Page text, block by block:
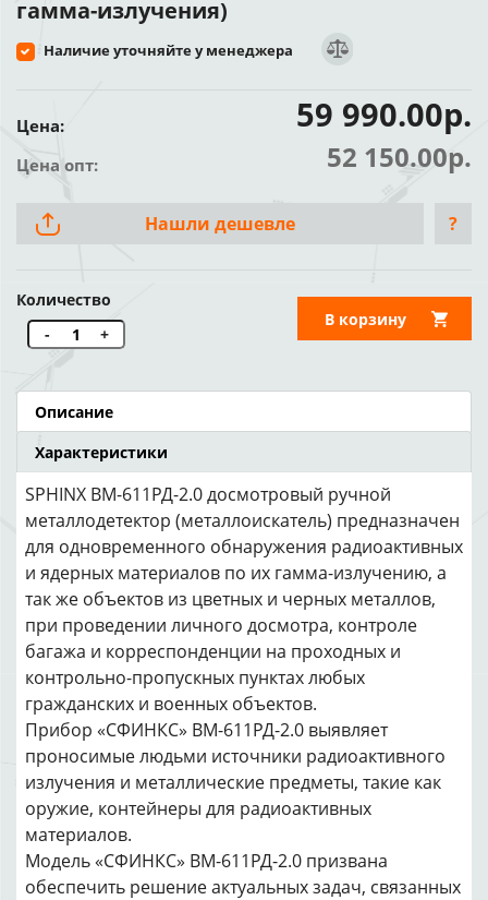
гамма-излучения)
Наличие уточняйте у менеджера
Цена: 59 990.00р.
Цена опт: 52 150.00р.
Нашли дешевле ?
Количество
-
+
В корзину
Описание
Характеристики
SPHINX ВМ-611РД-2.0 досмотровый ручной
металлодетектор (металлоискатель) предназначен
для одновременного обнаружения радиоактивных
и ядерных материалов по их гамма-излучению, а
так же объектов из цветных и черных металлов,
при проведении личного досмотра, контроле
багажа и корреспонденции на проходных и
контрольно-пропускных пунктах любых
гражданских и военных объектов.
Прибор «СФИНКС» ВМ-611РД-2.0 выявляет
проносимые людьми источники радиоактивного
излучения и металлические предметы, такие как
оружие, контейнеры для радиоактивных
материалов.
Модель «СФИНКС» ВМ-611РД-2.0 призвана
обеспечить решение актуальных задач, связанных